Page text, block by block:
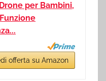
per Bambini,
offerta su Amazon